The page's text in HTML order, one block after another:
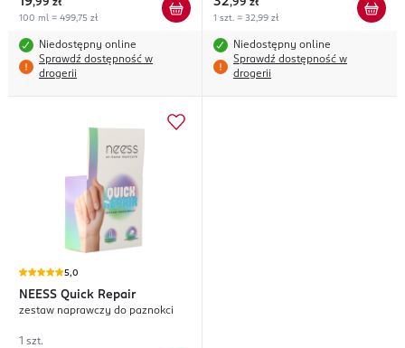
,99 zł
100 ml = 499,75 zł
Niedostępny online
Sprawdź dostępność w
drogerii
,99 zł
1 szt. = 32,99 zł
Niedostępny online
Sprawdź dostępność w
drogerii
5,0
NEESS Quick Repair
zestaw naprawczy do paznokci
1 szt.